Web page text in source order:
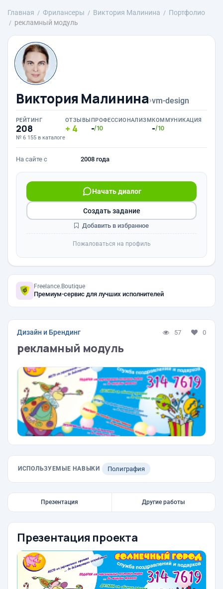
Главная Фрилансеры Виктория Малинина
Портфолио
рекламный модуль
Виктория Малинина›vm-design
РЕЙТИНГ
208
№ 6 155 в каталоге
ОТЗЫВЫ
4
ПРОФЕССИОНАЛИЗМ
-/10
КОММУНИКАЦИЯ
-/10
На сайте с 2008 года
Начать диалог
Создать задание
Добавить в избранное
Пожаловаться на профиль
Freelance.Boutique
Премиум-сервис для лучших исполнителей
Дизайн и Брендинг 57 0
рекламный модуль
ИСПОЛЬЗУЕМЫЕ НАВЫКИ Полиграфия
Презентация Другие работы
Презентация проекта